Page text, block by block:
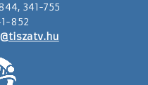
341-755
852